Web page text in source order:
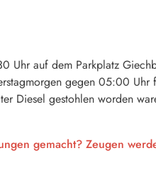
Uhr auf dem Parkplatz
gegen 05:00
Diesel gestohlen worden
gemacht? Zeugen